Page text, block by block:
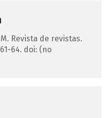
M. Revista de revistas.
64. doi: (no